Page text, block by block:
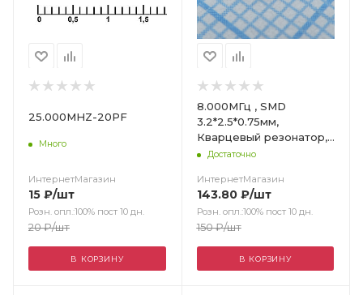
25.000MHZ-20PF
Много
ИнтернетМагазин
15 ₽/шт
Розн. опл.:100% пост 10 дн.
20₽/шт
В КОРЗИНУ
8.000МГц , SMD
3.2*2.5*0.75мм,
Кварцевый резонатор,
-40...+150°C, 50/150ppm,
Достаточно
ИнтернетМагазин
143.80₽/шт
Розн. опл.:100% пост 10 дн.
150₽/шт
В КОРЗИНУ